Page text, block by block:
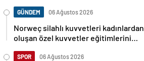
GÜNDEM 06 Ağustos 2026
Norweç silahlı kuvvetleri kadınlardan
oluşan özel kuvvetler eğitimlerini
SPOR 06 Ağustos 2026